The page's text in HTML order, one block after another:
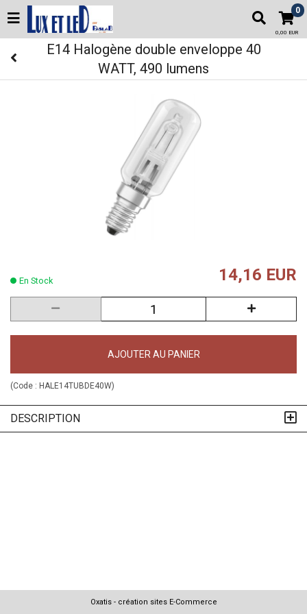
0
0,00 EUR
E14 Halogène double enveloppe 40
WATT, 490 lumens
En Stock 14,16 EUR
AJOUTER AU PANIER
(Code : HALE14TUBDE40W)
DESCRIPTION
Oxatis - création sites E-Commerce